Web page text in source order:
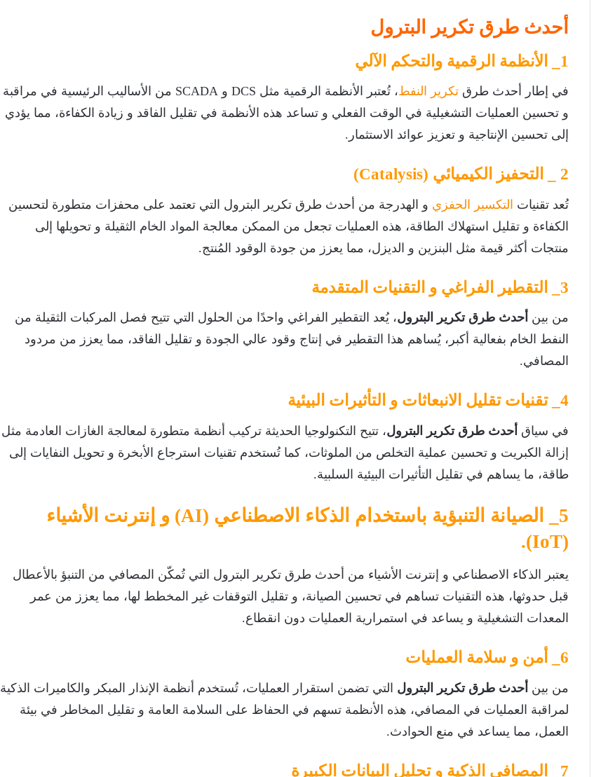
أحدث طرق تكرير البترول
1_ الأنظمة الرقمية والتحكم الآلي
في إطار أحدث طرق تكرير النفط
، تُعتبر الأنظمة الرقمية مثل DCS و SCADA من الأساليب الرئيسية في مراقبة
و تحسين العمليات التشغيلية في الوقت الفعلي و تساعد هذه الأنظمة في تقليل الفاقد و زيادة الكفاءة، مما يؤدي
إلى تحسين الإنتاجية و تعزيز عوائد الاستثمار.
2 _ التحفيز الكيميائي (Catalysis)
تُعد تقنيات التكسير الحفزي و الهدرجة من أحدث طرق تكرير البترول التي تعتمد على محفزات متطورة لتحسين
الكفاءة و تقليل استهلاك الطاقة، هذه العمليات تجعل من الممكن معالجة المواد الخام الثقيلة و تحويلها إلى
منتجات أكثر قيمة مثل البنزين و الديزل، مما يعزز من جودة الوقود المُنتج.
3_ التقطير الفراغي و التقنيات المتقدمة
من بين أحدث طرق تكرير البترول، يُعد التقطير الفراغي واحدًا من الحلول التي تتيح فصل المركبات الثقيلة من
النفط الخام بفعالية أكبر، يُساهم هذا التقطير في إنتاج وقود عالي الجودة و تقليل الفاقد، مما يعزز من مردود
المصافي.
4_ تقنيات تقليل الانبعاثات و التأثيرات البيئية
في سياق أحدث طرق تكرير البترول، تتيح التكنولوجيا الحديثة تركيب أنظمة متطورة لمعالجة الغازات العادمة مثل
إزالة الكبريت و تحسين عملية التخلص من الملوثات، كما تُستخدم تقنيات استرجاع الأبخرة و تحويل النفايات إلى
طاقة، ما يساهم في تقليل التأثيرات البيئية السلبية.
5_ الصيانة التنبؤية باستخدام الذكاء الاصطناعي (AI) و إنترنت الأشياء
(IoT).
يعتبر الذكاء الاصطناعي و إنترنت الأشياء من أحدث طرق تكرير البترول التي تُمكّن المصافي من التنبؤ بالأعطال
قبل حدوثها، هذه التقنيات تساهم في تحسين الصيانة، و تقليل التوقفات غير المخطط لها، مما يعزز من عمر
المعدات التشغيلية و يساعد في استمرارية العمليات دون انقطاع.
6_ أمن و سلامة العمليات
من بين أحدث طرق تكرير البترول التي تضمن استقرار العمليات، تُستخدم أنظمة الإنذار المبكر والكاميرات الذكية
لمراقبة العمليات في المصافي، هذه الأنظمة تسهم في الحفاظ على السلامة العامة و تقليل المخاطر في بيئة
العمل، مما يساعد في منع الحوادث.
7_ المصافي الذكية و تحليل البيانات الكبيرة